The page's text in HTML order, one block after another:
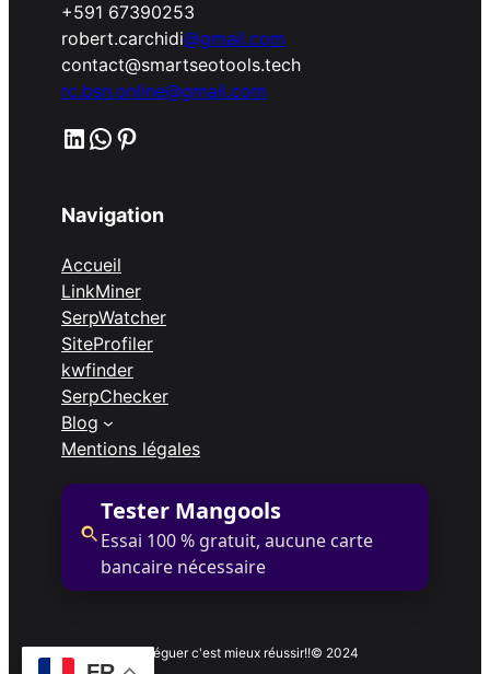
+591 67390253
robert.carchidi@gmail.com
contact@smartseotools.tech
rc.bsn.online@gmail.com
LinkedIn WhatsApp Pinterest
Navigation
Accueil
LinkMiner
SerpWatcher
SiteProfiler
kwfinder
SerpChecker
Blog
Mentions légales
Tester Mangools
Essai 100 % gratuit, aucune carte
bancaire nécessaire
Déléguer c'est mieux réussir!!© 2024